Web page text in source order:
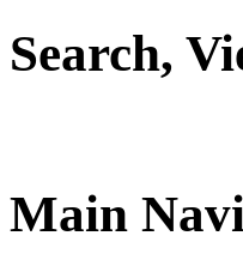
Search,
Main